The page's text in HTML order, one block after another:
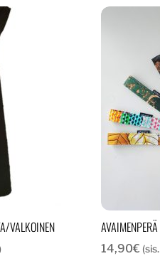
VALKOINEN AVAIMENPERÄ
14,90€